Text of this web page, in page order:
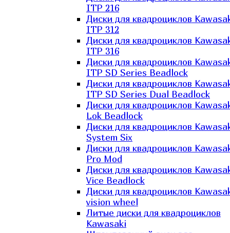
ITP 216
Диски для квадроциклов
ITP 312
Диски для квадроциклов
ITP 316
Диски для квадроциклов
ITP SD Series Beadlock
Диски для квадроциклов
ITP SD Series Dual Beadlock
Диски для квадроциклов
Lok Beadlock
Диски для квадроциклов
System Six
Диски для квадроциклов
Pro Mod
Диски для квадроциклов
Vice Beadlock
Диски для квадроциклов
vision wheel
Литые диски для квадроциклов
Kawasaki​